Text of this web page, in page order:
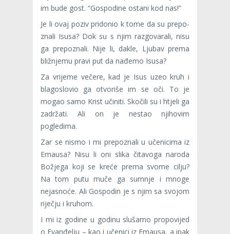
im bude gost. “Gospodine ostani kod nas!”
Je li ovaj poziv pridonio k tome da su prepo­
znali Isusa? Dok su s njim razgovarali, nisu
ga pre­poznali. Nije li, dakle, Ljubav prema
bližnjemu pravi put da nađemo Isusa?
Za vrijeme večere, kad je Isus uzeo kruh i
blagoslovio ga otvoriše im se oči. To je
mogao samo Krist učiniti. Skočili su i htjeli ga
zadržati. Ali on je nestao nji­hovim
pogledima.
Zar se nismo i mi prepoznali u učenicima iz
Emausa? Nisu li oni slika čitavoga naroda
Božjega koji se kreće prema svome cilju?
Na tom putu muče ga sumnje i mnoge
nejasnoće. Ali Gospodin je s njim sa svojom
riječju i kruhom.
I mi iz godine u godinu slušamo propovijed
o Evanđelju – kao i učenici iz Emausa, a ipak